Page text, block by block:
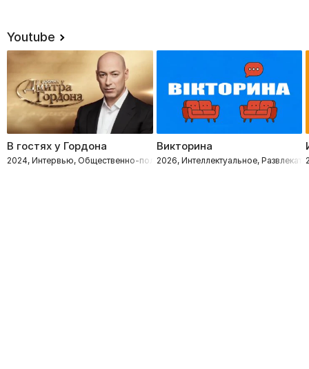
Youtube
В гостях у Гордона
2024, Интервью, Общественно-политическое
Викторина
2026, Интеллектуальное,